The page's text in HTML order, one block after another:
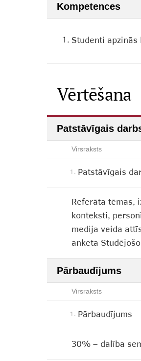
Kompetences
1. Studenti
Vērtēšana
Patstāvīgais
Virsraksts
1. Patstāvīgais
Referāta tēmas,
konteksti,
medija veida
anketa
Pārbaudījums
Virsraksts
1. Pārbaudījums
30% – dalība